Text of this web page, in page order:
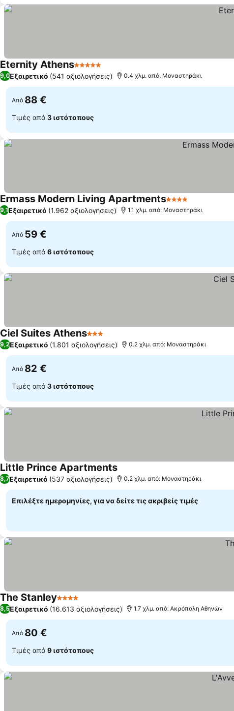
Eternity Athens5 ΑστέριαΕμφάνιση τιμών
9,0Εξαιρετικό (541 αξιολογήσεις) 0.4 χλμ. από: Μοναστηράκι
Από 88 €
Τιμές από 3 ιστότοπους
Ermass Modern Living Apartments4 Αστέρια
9,1Εξαιρετικό (1.962 αξιολογήσεις) 1.1 χλμ. από: Μοναστηράκι
Από 59 €
Τιμές από 6 ιστότοπους
Ciel Suites Athens3 ΑστέριαΕμφάνιση τιμών
9,2Εξαιρετικό (1.801 αξιολογήσεις) 0.2 χλμ. από: Μοναστηράκι
Από 82 €
Τιμές από 3 ιστότοπους
Little Prince ApartmentsΕμφάνιση τιμών
8,7Εξαιρετικό (537 αξιολογήσεις) 0.2 χλμ. από: Μοναστηράκι
Επιλέξτε ημερομηνίες, για να δείτε τις ακριβείς τιμές
The Stanley4 ΑστέριαΕμφάνιση τιμών
8,5Εξαιρετικό (16.613 αξιολογήσεις) 1.7 χλμ. από: Ακρόπολη Αθηνών
Από 80 €
Τιμές από 9 ιστότοπους